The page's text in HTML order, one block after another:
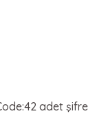
adet şifre